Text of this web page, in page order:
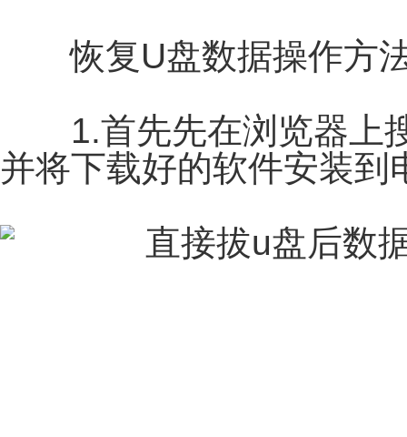
恢复U盘数据操作方
1.首先先在浏览器上搜
并将下载好的软件安装到